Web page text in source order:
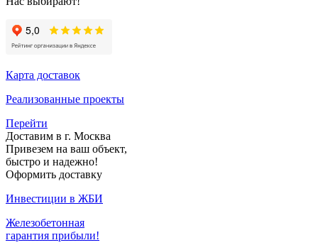
Карта доставок
Реализованные проекты
Перейти
Доставим в г. Москва
Привезем на ваш объект,
быстро и надежно!
Оформить доставку
Инвестиции в ЖБИ
Железобетонная
гарантия прибыли!